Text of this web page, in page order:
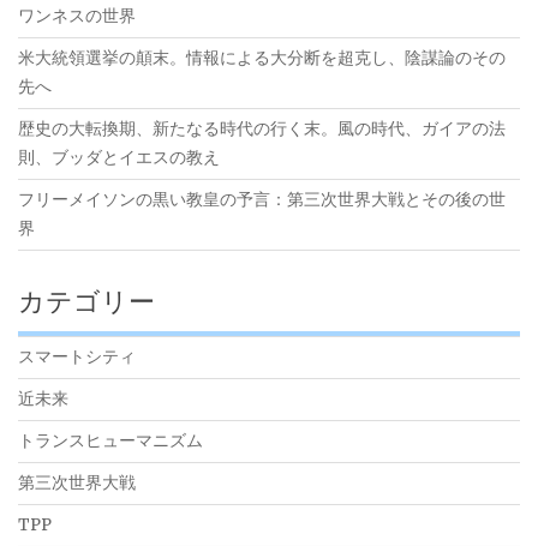
ワンネスの世界
米大統領選挙の顛末。情報による大分断を超克し、陰謀論のその
先へ
歴史の大転換期、新たなる時代の行く末。風の時代、ガイアの法
則、ブッダとイエスの教え
フリーメイソンの黒い教皇の予言：第三次世界大戦とその後の世
界
カテゴリー
スマートシティ
近未来
トランスヒューマニズム
第三次世界大戦
TPP